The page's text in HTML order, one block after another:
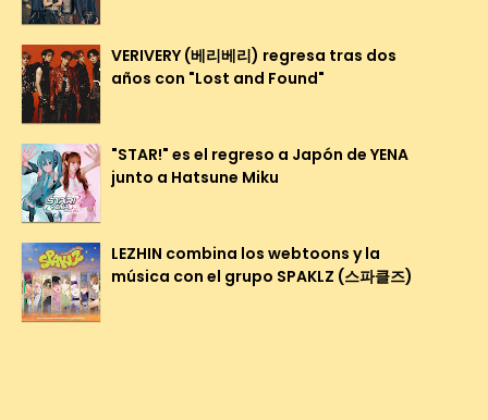
VERIVERY (베리베리) regresa tras dos
años con "Lost and Found"
"STAR!" es el regreso a Japón de YENA
junto a Hatsune Miku
LEZHIN combina los webtoons y la
música con el grupo SPAKLZ (스파클즈)